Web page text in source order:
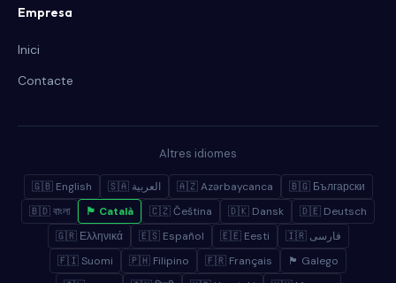
Empresa
Inici
Contacte
Altres idiomes
🇬🇧 English 🇸🇦 العربية 🇦🇿 Azərbaycanca
🇧🇬 Български
🇧🇩 বাংলা
🏴 Català 🇨🇿 Čeština 🇩🇰 Dansk
🇩🇪 Deutsch
🇬🇷 Ελληνικά
🇪🇸 Español 🇪🇪 Eesti
🇮🇷 فارسی
🇫🇮 Suomi
🇵🇭 Filipino 🇫🇷 Français
🏴 Galego